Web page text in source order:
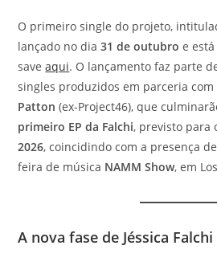
O primeiro single do projeto,
lançado no dia31 de outubro e
saveaqui. O lançamento faz parte
singles produzidos em parceria
Patton (ex-Project46), que
primeiro EP da Falchi, previsto para
2026, coincidindo com a presença
feira de música NAMM Show, em
A nova fase de Jéssica Falchi